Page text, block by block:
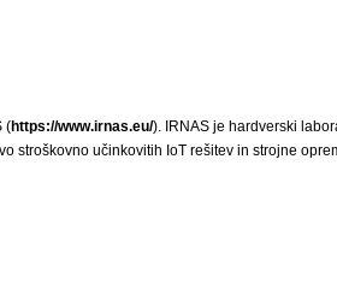
(https://www.irnas.eu/). IRNAS je hardverski
stroškovno učinkovitih IoT rešitev in strojne